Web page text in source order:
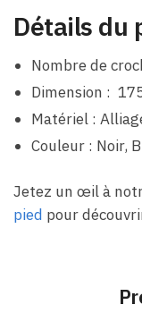
Détails du
Nombre de
Dimension :
Matériel :
Couleur : Noir,
Jetez un œil à
pied pour